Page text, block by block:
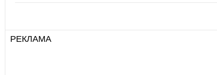
РЕКЛАМА